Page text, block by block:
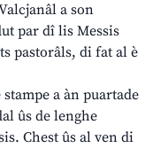
a son
par dî lis Messis
pastorâls, di fat al è
a àn puartade
ûs de lenghe
Chest ûs al ven di